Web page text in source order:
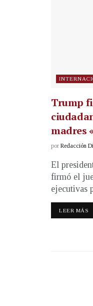
Trump
madres
por Redacción
El
firmó el
ejecutivas
LEER MÁS